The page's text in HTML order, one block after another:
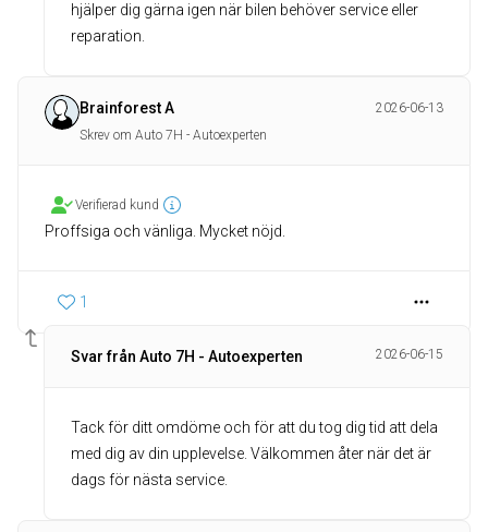
hjälper dig gärna igen när bilen behöver service eller
reparation.
Brainforest A
2026-06-13
Skrev om Auto 7H - Autoexperten
Verifierad kund
Proffsiga och vänliga. Mycket nöjd.
1
Svar från Auto 7H - Autoexperten 2026-06-15
Tack för ditt omdöme och för att du tog dig tid att dela
med dig av din upplevelse. Välkommen åter när det är
dags för nästa service.